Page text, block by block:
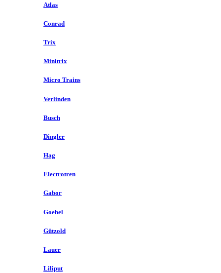
Atlas
Conrad
Trix
Minitrix
Micro Trains
Verlinden
Busch
Dingler
Hag
Electrotren
Gabor
Goebel
Gützold
Lauer
Liliput